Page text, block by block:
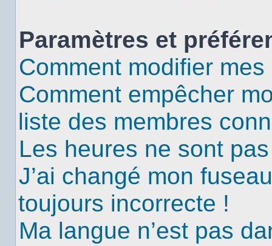
Paramètres et
Comment modifier
Comment empêcher
liste des membres
Les heures ne sont
J’ai changé mon
toujours incorrecte !
Ma langue n’est pas